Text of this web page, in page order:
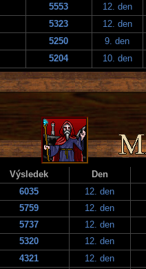
5553
12. den
5323
12. den
5250
9. den
5204 10. den
Výsledek
Den
6035
12. den
5759
12. den
5737
12. den
5320
12. den
4321
12. den